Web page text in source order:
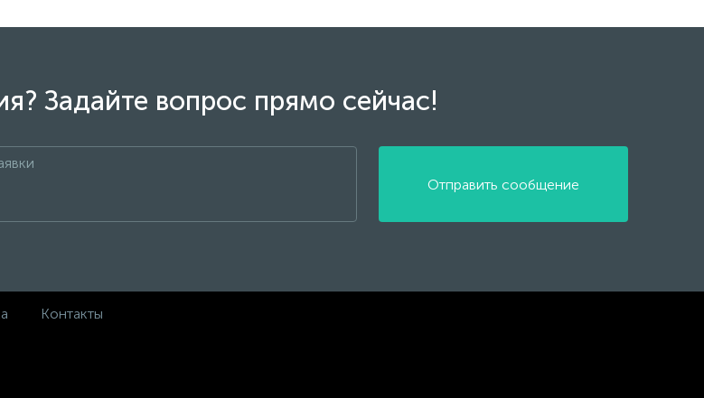
Задайте вопрос прямо сейчас!
Отправить сообщение
Контакты